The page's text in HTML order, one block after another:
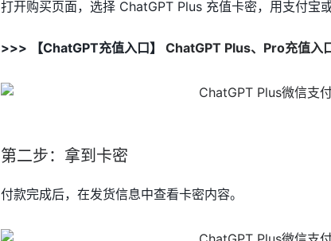
打开购买页面，选择 ChatGPT Plus 充值卡密，用支付宝或
>>> 【ChatGPT充值入口】 ChatGPT Plus、Pro充值入
第二步：拿到卡密
付款完成后，在发货信息中查看卡密内容。